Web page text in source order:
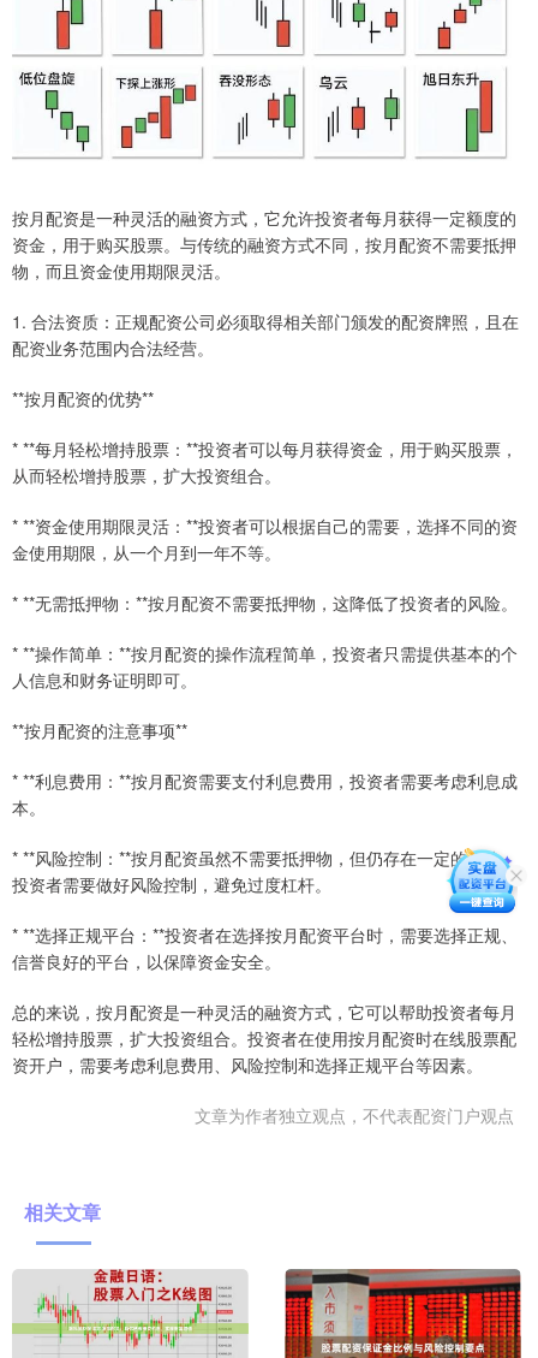
按月配资是一种灵活的融资方式，它允许投资者每月获得一定额度的
资金，用于购买股票。与传统的融资方式不同，按月配资不需要抵押
物，而且资金使用期限灵活。
1. 合法资质：正规配资公司必须取得相关部门颁发的配资牌照，且在
配资业务范围内合法经营。
**按月配资的优势**
* **每月轻松增持股票：**投资者可以每月获得资金，用于购买股票，
从而轻松增持股票，扩大投资组合。
* **资金使用期限灵活：**投资者可以根据自己的需要，选择不同的资
金使用期限，从一个月到一年不等。
* **无需抵押物：**按月配资不需要抵押物，这降低了投资者的风险。
* **操作简单：**按月配资的操作流程简单，投资者只需提供基本的个
人信息和财务证明即可。
**按月配资的注意事项**
* **利息费用：**按月配资需要支付利息费用，投资者需要考虑利息成
本。
* **风险控制：**按月配资虽然不需要抵押物，但仍存在一定的风险。
投资者需要做好风险控制，避免过度杠杆。
* **选择正规平台：**投资者在选择按月配资平台时，需要选择正规、
信誉良好的平台，以保障资金安全。
总的来说，按月配资是一种灵活的融资方式，它可以帮助投资者每月
轻松增持股票，扩大投资组合。投资者在使用按月配资时在线股票配
资开户，需要考虑利息费用、风险控制和选择正规平台等因素。
文章为作者独立观点，不代表配资门户观点
相关文章